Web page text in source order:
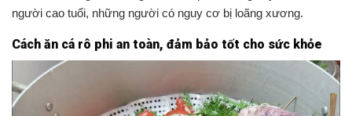
người cao tuổi, những người có nguy cơ bị loãng xương.
Cách ăn cá rô phi an toàn, đảm bảo tốt cho sức khỏe